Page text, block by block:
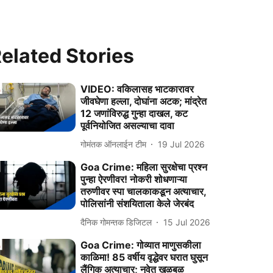
Stories
VIDEO: वकिलासह भाटकारावर
जीवघेणा हल्ला, दोघांना अटक; मांद्रेत
12 जणांविरुद्ध गुन्हा दाखल, कट
पूर्वनियोजित असल्याचा दावा
गोमंतक ऑनलाईन टीम 19 Jul 2026
Goa Crime: महिला सुरक्षेचा प्रश्न
पुन्हा ऐरणीवर! नोकरी शोधणाऱ्या
तरुणीवर स्पा चालकाकडून अत्याचार,
पोलिसांनी संशयिताला केले जेरबंद
दैनिक गोमन्तक डिजिटल 15 Jul 2026
Goa Crime: गोव्यात माणुसकीला
काळिमा! 85 वर्षीय वृद्धेवर घरात घुसून
लैंगिक अत्याचार; नुवेत खळबळ